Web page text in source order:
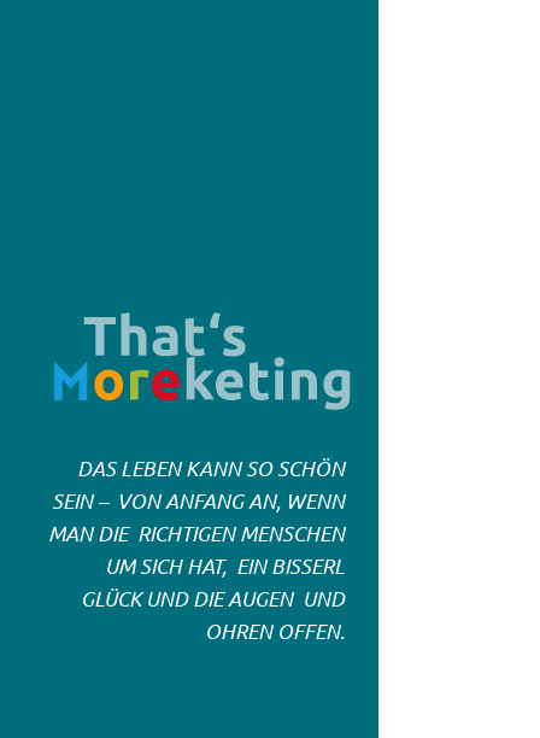
THAT'S
DAS LEBEN KANN SO SCHÖN
SEIN – VON ANFANG AN, WENN
MAN DIE RICHTIGEN MENSCHEN
UM SICH HAT, EIN BISSERL
GLÜCK UND DIE AUGEN UND
OHREN OFFEN.